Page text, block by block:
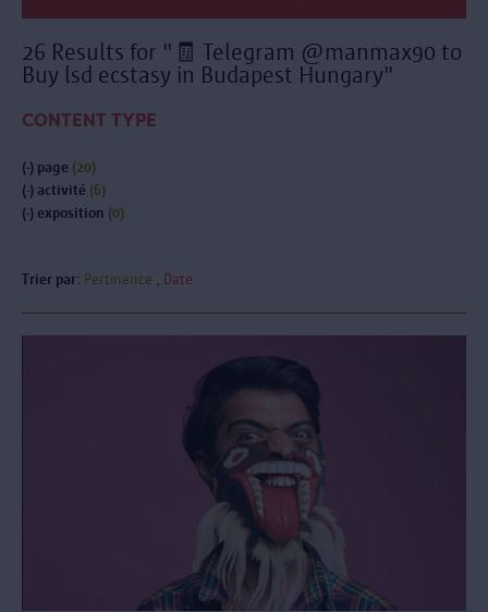
26 Results for "🧾 Telegram @manmax90 to
Buy lsd ecstasy in Budapest Hungary"
CONTENT TYPE
(-) page (20)
(-) activité (6)
(-) exposition (0)
Trier par: Pertinence Date